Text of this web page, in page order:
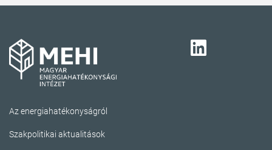
Az energiahatékonyságról
Szakpolitikai aktualitások